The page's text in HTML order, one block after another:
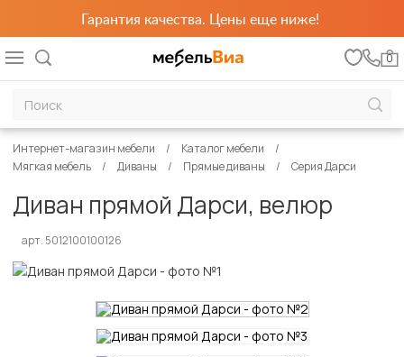
Гарантия качества. Цены еще ниже!
0
Интернет-магазин мебели
Каталог мебели
Мягкая мебель
Диваны Прямые диваны Серия Дарси
Диван прямой Дарси, велюр
арт. 5012100100126